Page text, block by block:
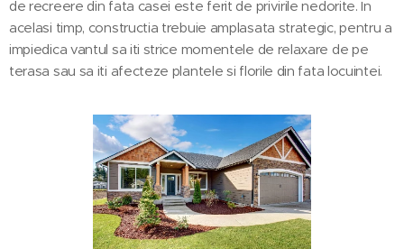
de recreere din fata casei este ferit de privirile nedorite. In
acelasi timp, constructia trebuie amplasata strategic, pentru a
impiedica vantul sa iti strice momentele de relaxare de pe
terasa sau sa iti afecteze plantele si florile din fata locuintei.